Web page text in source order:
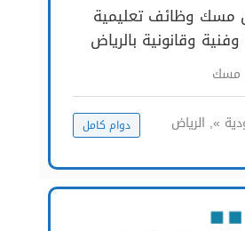
مسك وظائف تعليمية
وفنية وقانونية بالرياض
مسك
», الرياض دوام كامل